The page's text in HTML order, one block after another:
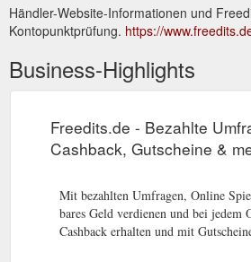
Händler-Website-Informationen und
Kontopunktprüfung. https://
Business-Highlights
Freedits.de - Bezahlte
Cashback, Gutscheine &
Mit bezahlten Umfragen, Online
bares Geld verdienen und bei jedem
Cashback erhalten und mit